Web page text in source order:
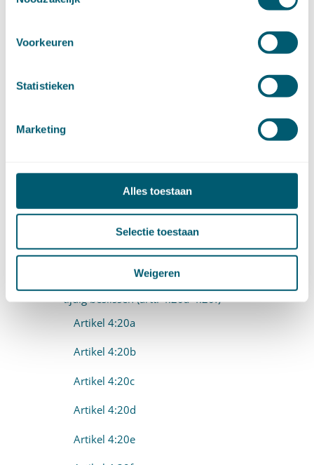
Voorkeuren
Statistieken
Marketing
Alles toestaan
Selectie toestaan
Weigeren
4.1.3.2 Dwangsom bij niet tijdig beslissen
Artikel 4:18
Artikel 4:19
Artikel 4:20
4.1.3.3 Positieve fictieve beschikking bij niet
tijdig beslissen (artt. 4:20a-4:20f)
Artikel 4:20a
Artikel 4:20b
Artikel 4:20c
Artikel 4:20d
Artikel 4:20e